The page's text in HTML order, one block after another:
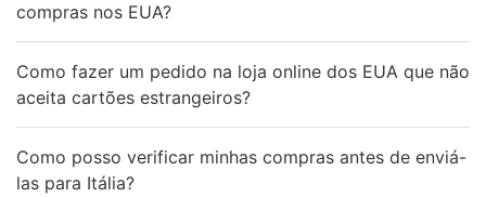
compras nos EUA?
Como fazer um pedido na loja online dos EUA que não
aceita cartões estrangeiros?
Como posso verificar minhas compras antes de enviá-
las para Itália?